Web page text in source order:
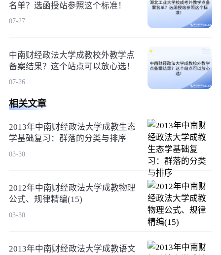
名单？选函授站参照这个标准！
07-27
中南财经政法大学成教校外教学点
备案结果？这个站点可以放心选！
07-26
相关文章
2013年中南财经政法大学成教生态
学基础复习：群落的分类与排序
03-30
2012年中南财经政法大学成教物理
公式、规律精编(15)
03-30
2013年中南财经政法大学成教语文